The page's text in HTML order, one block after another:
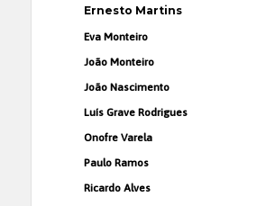
Ernesto Martins
Eva Monteiro
João Monteiro
João Nascimento
Luís Grave Rodrigues
Onofre Varela
Paulo Ramos
Ricardo Alves